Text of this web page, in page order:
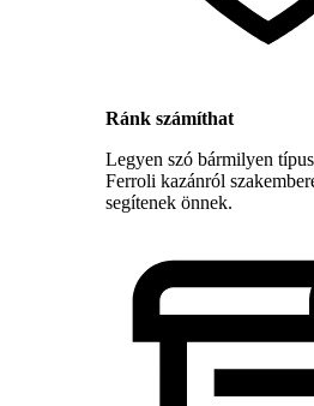
Ránk számíthat
Legyen szó bármilyen
Ferroli kazánról
segítenek önnek.